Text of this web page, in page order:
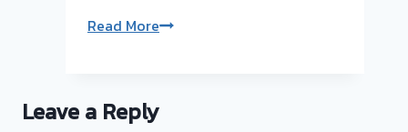
Read Moreรับ
ทอง
Leave a Reply